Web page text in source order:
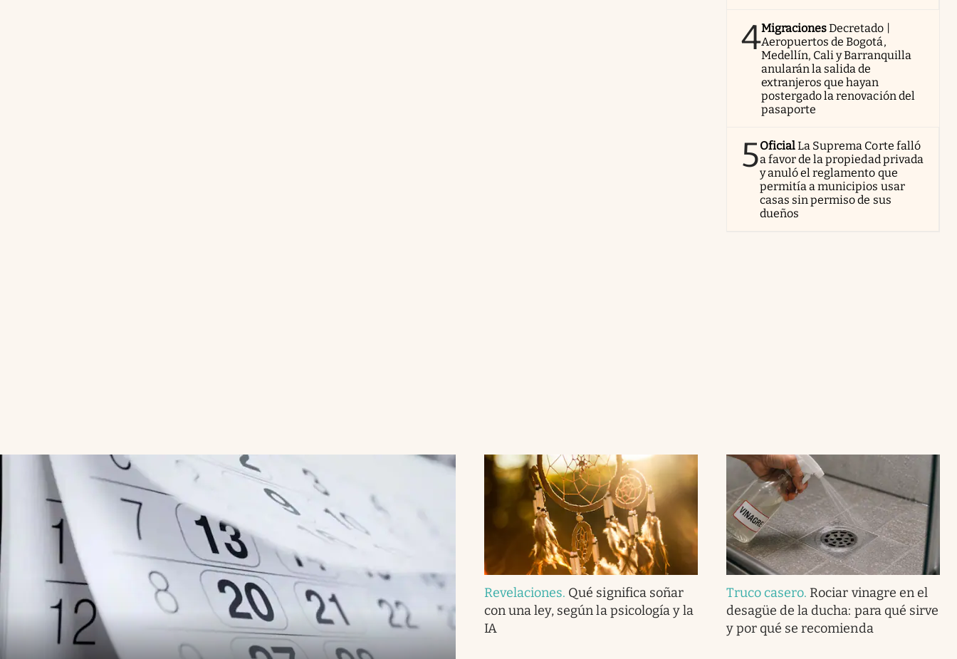
4MigracionesDecretado |
Aeropuertos de Bogotá,
Medellín, Cali y Barranquilla
anularán la salida de
extranjeros que hayan
postergado la renovación del
pasaporte
5OficialLa Suprema Corte falló
a favor de la propiedad privada
y anuló el reglamento que
permitía a municipios usar
casas sin permiso de sus
dueños
Revelaciones. Qué significa soñar
con una ley, según la psicología y la
IA
Truco casero. Rociar vinagre en el
desagüe de la ducha: para qué sirve
y por qué se recomienda